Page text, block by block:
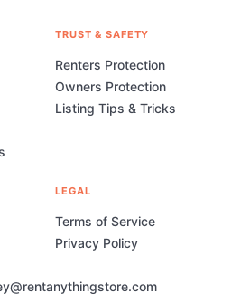
TRUST & SAFETY
Renters Protection
Owners Protection
Listing Tips & Tricks
LEGAL
Terms of Service
Privacy Policy